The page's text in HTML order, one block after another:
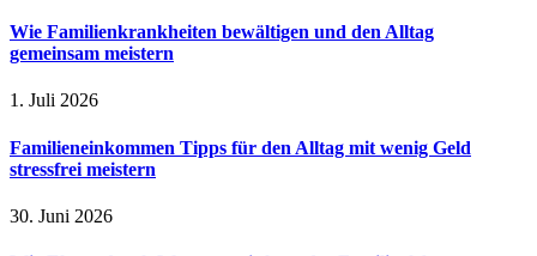
Wie Familienkrankheiten bewältigen und den Alltag
gemeinsam meistern
1. Juli 2026
Familieneinkommen Tipps für den Alltag mit wenig Geld
stressfrei meistern
30. Juni 2026